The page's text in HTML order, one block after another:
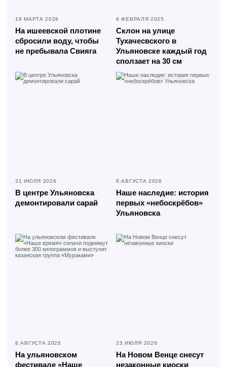
18 МАРТА 2026
На ишеевской плотине
сбросили воду, чтобы
не пребывала Свияга
6 ФЕВРАЛЯ 2025
Склон на улице
Тухачесвского в
Ульяновске каждый год
сползает на 30 см
31 ИЮЛЯ 2026
В центре Ульяновска
демонтировали сарай
8 АВГУСТА 2026
Наше наследие: история
первых «небоскрёбов»
Ульяновска
8 АВГУСТА 2026
На ульяновском
фестивале «Наше
23 ИЮЛЯ 2026
На Новом Венце снесут
незаконные киоски